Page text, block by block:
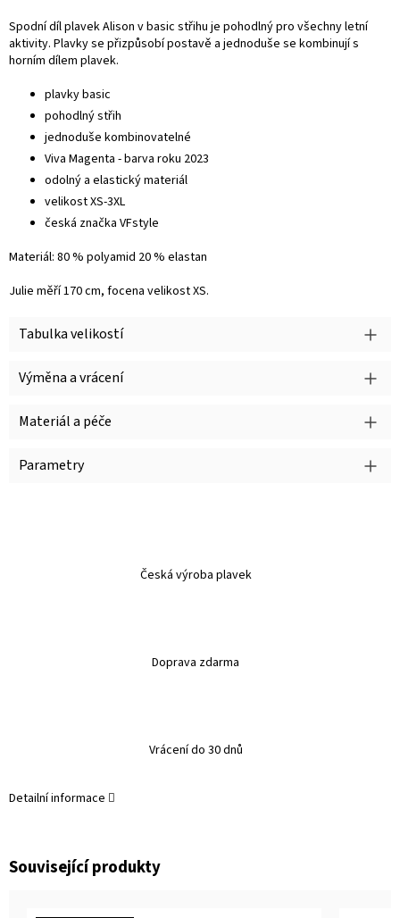
Tabulka velikostí
Výměna a vrácení
Materiál a péče
Parametry
Česká výroba plavek
Doprava zdarma
Vrácení do 30 dnů
Spodní díl plavek Alison v basic střihu je pohodlný pro všechny letní
aktivity. Plavky se přizpůsobí postavě a jednoduše se kombinují s
horním dílem plavek.
plavky basic
pohodlný střih
jednoduše kombinovatelné
Viva Magenta - barva roku 2023
odolný a elastický materiál
velikost XS-3XL
česká značka VFstyle
Materiál: 80 % polyamid 20 % elastan
Julie měří 170 cm, focena velikost XS.
Detailní informace
Související produkty